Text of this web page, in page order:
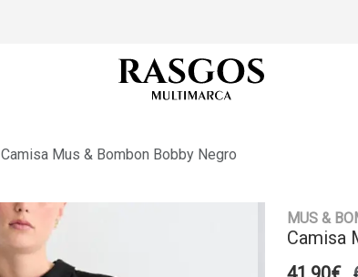
Camisa Mus & Bombon Bobby Negro
MUS &
Camisa